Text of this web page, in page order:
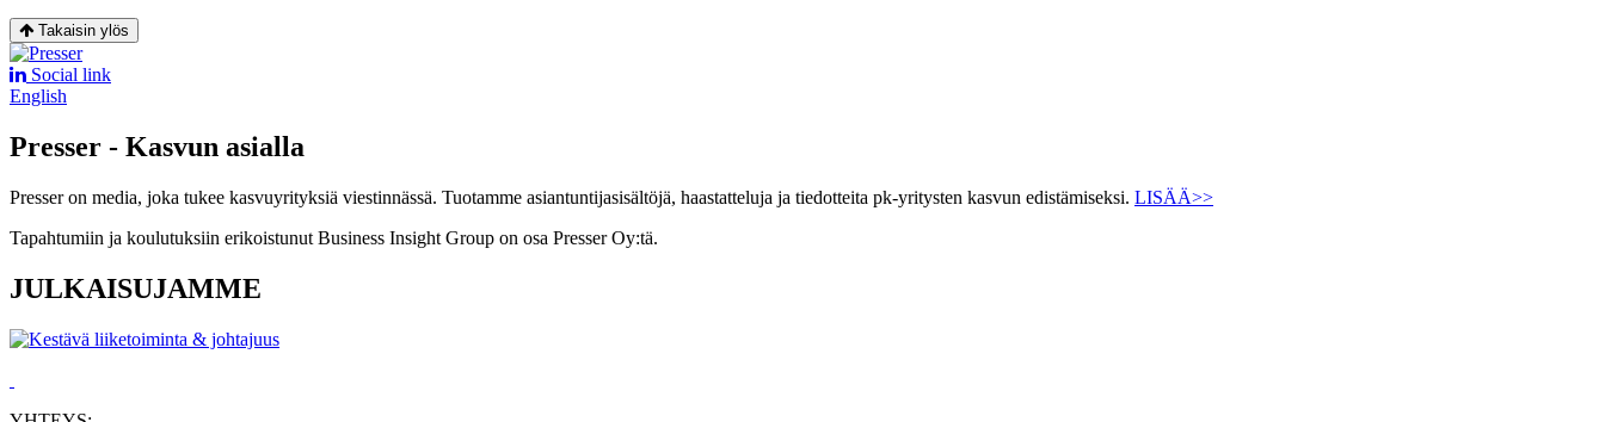
Takaisin ylös
Social link
English
Presser - Kasvun asialla
Presser on media, joka tukee kasvuyrityksiä viestinnässä. Tuotamme asiantuntijasisältöjä, haastatteluja ja tiedotteita pk-yritysten kasvun edistämiseksi. LISÄÄ>>
Tapahtumiin ja koulutuksiin erikoistunut Business Insight Group on osa Presser Oy:tä.
JULKAISUJAMME